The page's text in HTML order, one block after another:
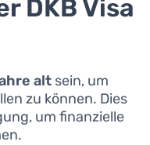
DKB Visa
alt sein, um
zu können. Dies
um finanzielle